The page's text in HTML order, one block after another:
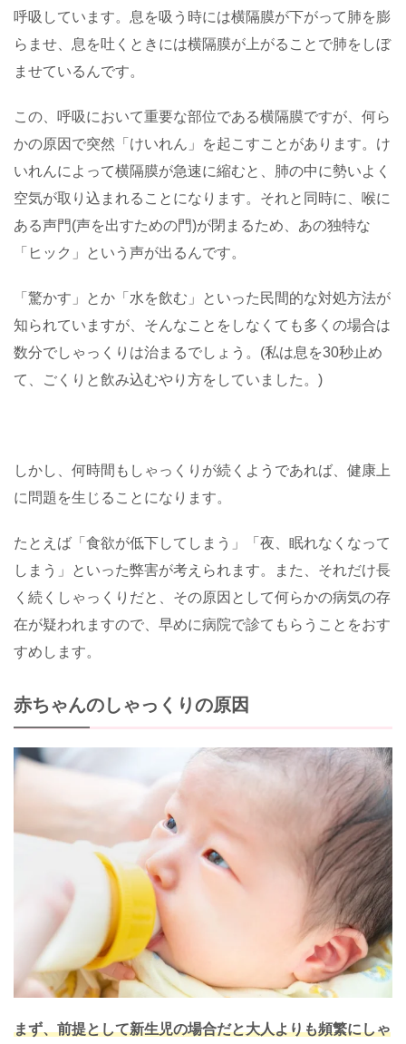
呼吸しています。息を吸う時には横隔膜が下がって肺を膨
らませ、息を吐くときには横隔膜が上がることで肺をしぼ
ませているんです。
この、呼吸において重要な部位である横隔膜ですが、何ら
かの原因で突然「けいれん」を起こすことがあります。け
いれんによって横隔膜が急速に縮むと、肺の中に勢いよく
空気が取り込まれることになります。それと同時に、喉に
ある声門(声を出すための門)が閉まるため、あの独特な
「ヒック」という声が出るんです。
「驚かす」とか「水を飲む」といった民間的な対処方法が
知られていますが、そんなことをしなくても多くの場合は
数分でしゃっくりは治まるでしょう。(私は息を30秒止め
て、ごくりと飲み込むやり方をしていました。)
しかし、何時間もしゃっくりが続くようであれば、健康上
に問題を生じることになります。
たとえば「食欲が低下してしまう」「夜、眠れなくなって
しまう」といった弊害が考えられます。また、それだけ長
く続くしゃっくりだと、その原因として何らかの病気の存
在が疑われますので、早めに病院で診てもらうことをおす
すめします。
赤ちゃんのしゃっくりの原因
まず、前提として新生児の場合だと大人よりも頻繁にしゃ